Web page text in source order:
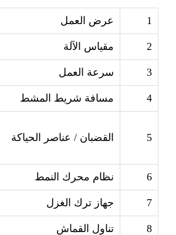
1 عرض العمل
2 مقياس الآلة
3 سرعة العمل
4 مسافة شريط المشط
5
القضبان / عناصر الحياكة
6 نظام محرك النمط
7 جهاز ترك الغزل
8 تناول القماش